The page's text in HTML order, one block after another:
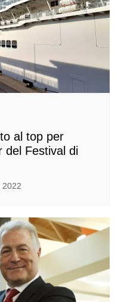
al top per
del Festival di
2022